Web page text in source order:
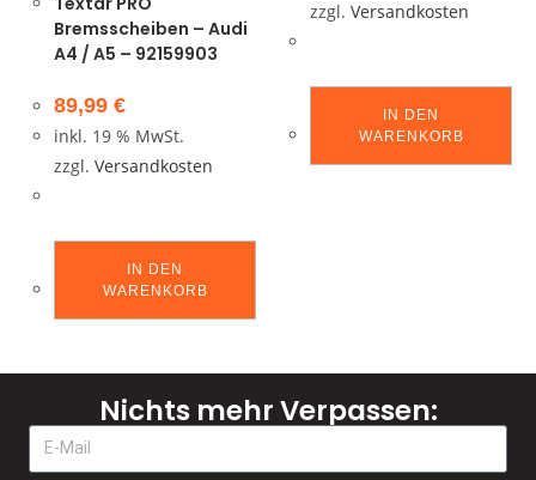
Bremsscheiben – Audi
A4 / A5 – 92159903
89,99 €
inkl. 19 % MwSt.
zzgl. Versandkosten
IN DEN
WARENKORB
zzgl. Versandkosten
IN DEN
WARENKORB
Nichts mehr Verpassen: